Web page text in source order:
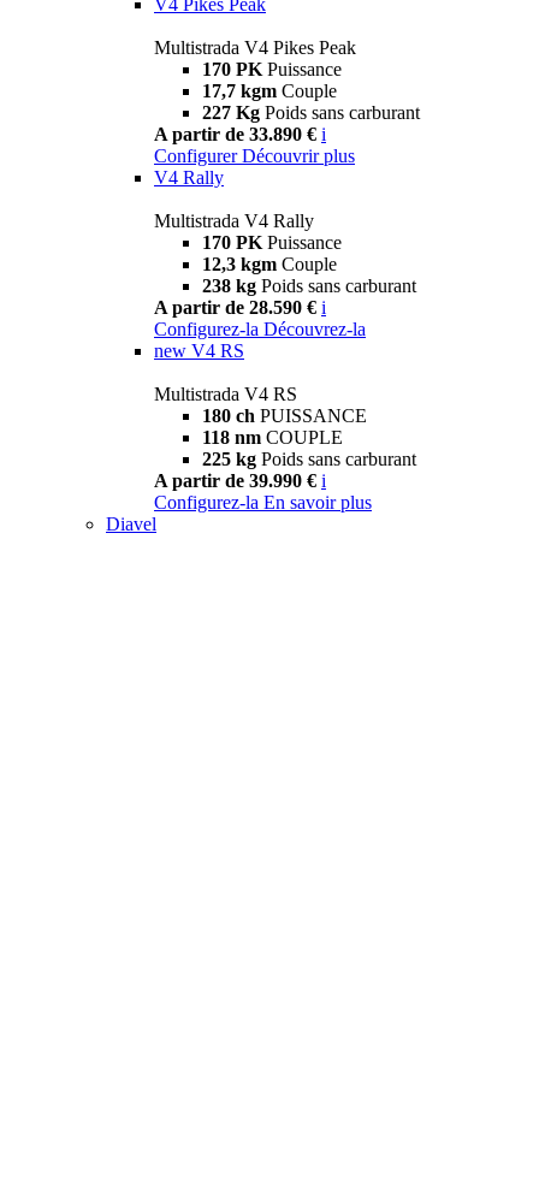
Multistrada V4 Pikes Peak
170 PK Puissance
17,7 kgm Couple
227 Kg Poids sans carburant
A partir de 33.890 € i
Configurer Découvrir plus
V4 Rally
Multistrada V4 Rally
170 PK Puissance
12,3 kgm Couple
238 kg Poids sans carburant
A partir de 28.590 € i
Configurez-la Découvrez-la
new V4 RS
Multistrada V4 RS
180 ch PUISSANCE
118 nm COUPLE
225 kg Poids sans carburant
A partir de 39.990 € i
Configurez-la En savoir plus
Diavel